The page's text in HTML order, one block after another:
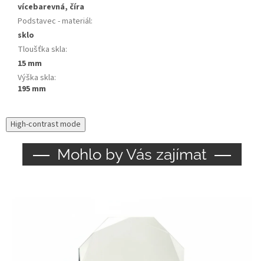
vícebarevná, číra
Podstavec - materiál:
sklo
Tloušťka skla:
15 mm
Výška skla:
195 mm
High-contrast mode
Mohlo by Vás zajímat